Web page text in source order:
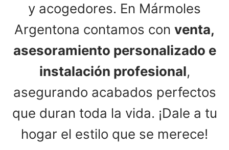
y acogedores. En Mármoles
Argentona contamos con venta,
asesoramiento personalizado e
instalación profesional,
asegurando acabados perfectos
que duran toda la vida. ¡Dale a tu
hogar el estilo que se merece!